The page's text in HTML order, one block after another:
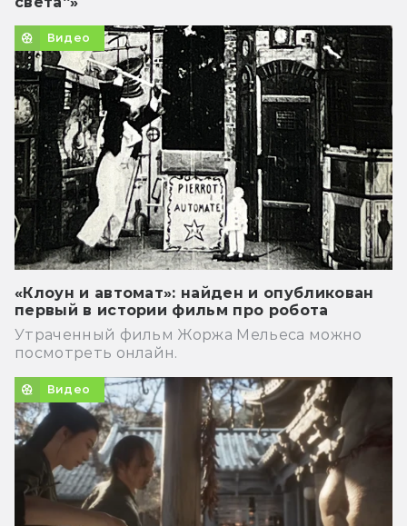
Видео
«Клоун и автомат»: найден и опубликован
первый в истории фильм про робота
Утраченный фильм Жоржа Мельеса можно
посмотреть онлайн.
Видео